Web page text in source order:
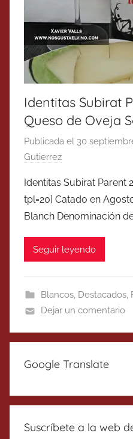
Identitas Subirat
Queso de Oveja
Publicada el 30
Gutierrez
Identitas Subirat Parent
tpl=20] Catado en
Blanch Denominación
Seguir leyendo
Blancos, Destacados,
Dejar un comentario
Google Translate
Suscríbete a la web